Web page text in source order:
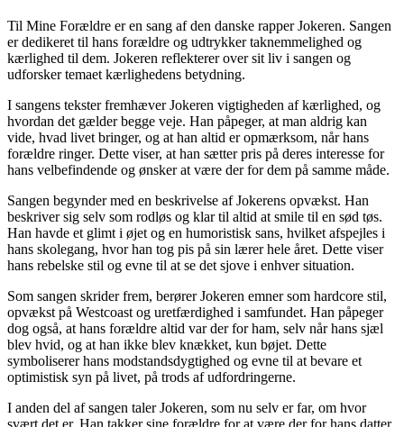
Til Mine Forældre er en sang af den danske rapper Jokeren. Sangen
er dedikeret til hans forældre og udtrykker taknemmelighed og
kærlighed til dem. Jokeren reflekterer over sit liv i sangen og
udforsker temaet kærlighedens betydning.
I sangens tekster fremhæver Jokeren vigtigheden af kærlighed, og
hvordan det gælder begge veje. Han påpeger, at man aldrig kan
vide, hvad livet bringer, og at han altid er opmærksom, når hans
forældre ringer. Dette viser, at han sætter pris på deres interesse for
hans velbefindende og ønsker at være der for dem på samme måde.
Sangen begynder med en beskrivelse af Jokerens opvækst. Han
beskriver sig selv som rodløs og klar til altid at smile til en sød tøs.
Han havde et glimt i øjet og en humoristisk sans, hvilket afspejles i
hans skolegang, hvor han tog pis på sin lærer hele året. Dette viser
hans rebelske stil og evne til at se det sjove i enhver situation.
Som sangen skrider frem, berører Jokeren emner som hardcore stil,
opvækst på Westcoast og uretfærdighed i samfundet. Han påpeger
dog også, at hans forældre altid var der for ham, selv når hans sjæl
blev hvid, og at han ikke blev knækket, kun bøjet. Dette
symboliserer hans modstandsdygtighed og evne til at bevare et
optimistisk syn på livet, på trods af udfordringerne.
I anden del af sangen taler Jokeren, som nu selv er far, om hvor
svært det er. Han takker sine forældre for at være der for hans datter